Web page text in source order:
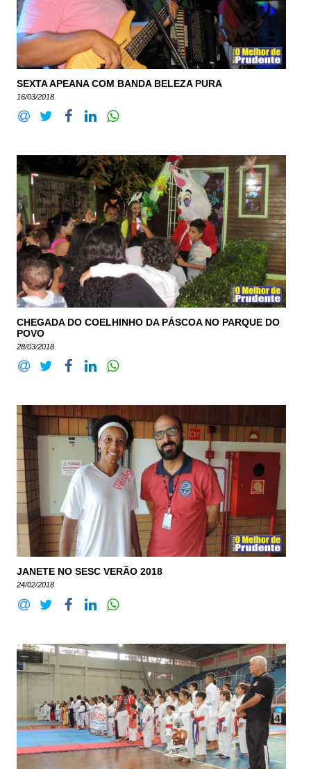
SEXTA APEANA COM BANDA BELEZA PURA
16/03/2018
CHEGADA DO COELHINHO DA PÁSCOA NO PARQUE DO
POVO
28/03/2018
JANETE NO SESC VERÃO 2018
24/02/2018